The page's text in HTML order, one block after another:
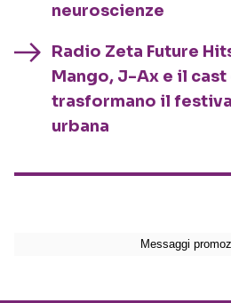
neuroscienze
Radio Zeta Future
Mango, J-Ax e il
trasformano il
urbana